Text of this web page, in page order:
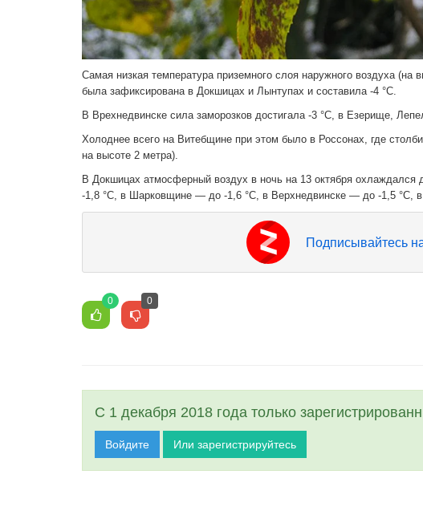
Самая низкая температура приземного слоя наружного воздуха
была зафиксирована в Докшицах и Лынтупах и составила -4 °C.
В Врехнедвинске сила заморозков достигала -3 °C, в Езерище,
Холоднее всего на Витебщине при этом было в Россонах, где
на высоте 2 метра).
В Докшицах атмосферный воздух в ночь на 13 октября
-1,8 °C, в Шарковщине — до -1,6 °C, в Верхнедвинске — до -1,5 °C,
Подписывайтесь
0 0
С 1 декабря 2018 года только
Войдите Или зарегистрируйтесь